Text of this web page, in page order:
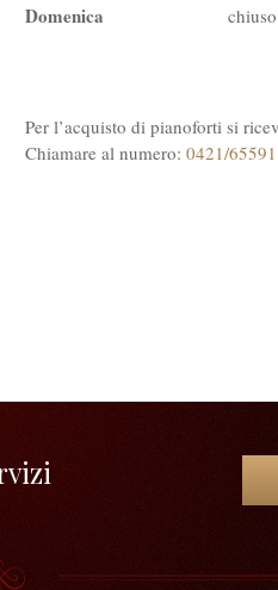
Domenica chiuso
Per l’acquisto di pianoforti si
Chiamare al numero: 0421/65591